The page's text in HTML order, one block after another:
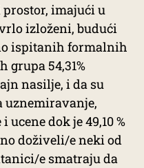
imajući u
izloženi, budući
ispitanih formalnih
54,31%
nasilje, i da su
dok je 49,10 %
doživeli/e neki od
e smatraju da